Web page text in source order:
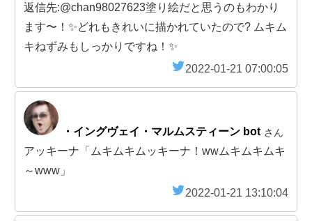
返信先:@chan98027623塗り絵だと思うのもわかり
ます〜！✨どれもきれいに描かれていたので? ムキム
キねずみもしっかりですね！✨
2022-01-21 07:00:05
・イングヴェイ・マルムスティーン bot さん
アッキーナ「ムキムキムッキーナ！wwムキムキムキ
～www」
2022-01-21 13:10:04